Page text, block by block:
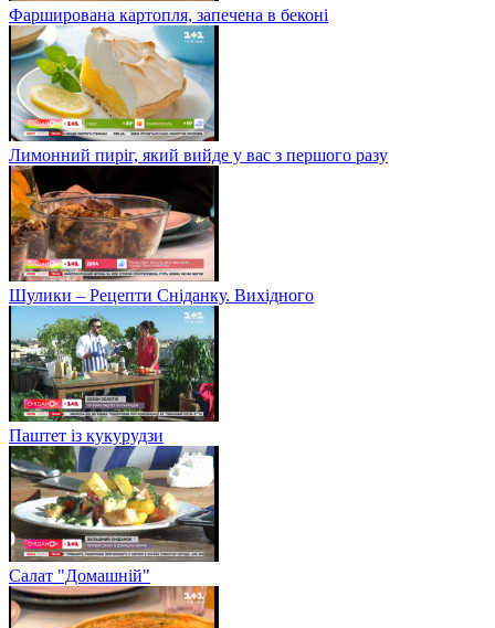
Фарширована картопля, запечена в беконі
Лимонний пиріг, який вийде у вас з першого разу
Шулики – Рецепти Сніданку. Вихідного
Паштет із кукурудзи
Салат "Домашній"